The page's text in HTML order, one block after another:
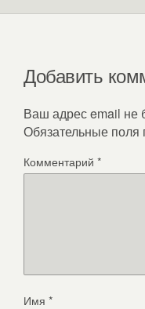
Добавить
Ваш адрес email не
Обязательные поля
Комментарий *
Имя *